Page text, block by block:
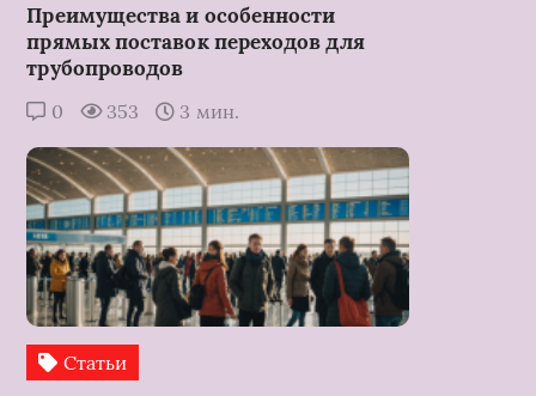
Преимущества и особенности
прямых поставок переходов для
трубопроводов
0 353 3 мин.
Статьи